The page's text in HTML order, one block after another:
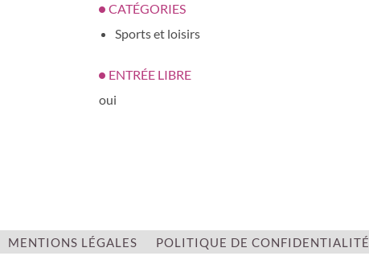
CATÉGORIES
Sports et loisirs
ENTRÉE LIBRE
oui
MENTIONS LÉGALES POLITIQUE DE CONFIDENTIALITÉ